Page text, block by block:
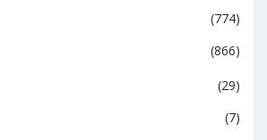
(774)
(866)
(29)
(7)